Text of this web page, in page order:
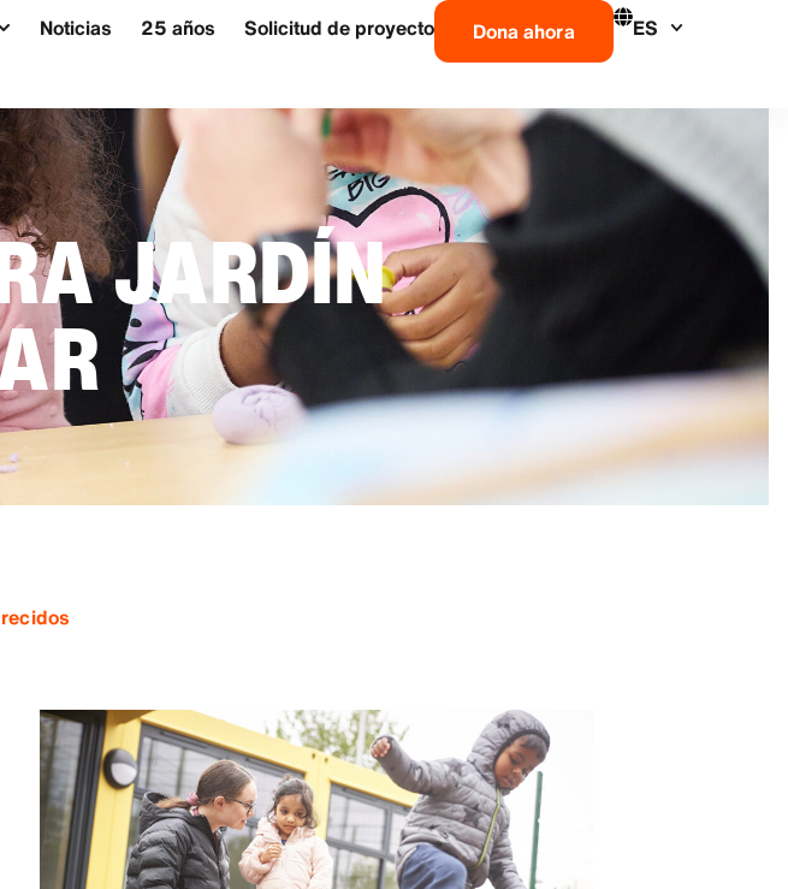
Noticias 25 años Solicitud de proyecto Dona ahora ES
JARDÍN